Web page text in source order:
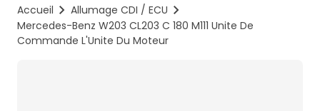
Accueil
Allumage CDI / ECU
Mercedes-Benz W203 CL203 C 180 M111 Unite De
Commande L'Unite Du Moteur